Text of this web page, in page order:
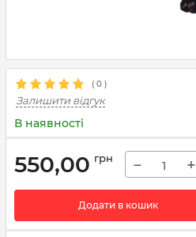
( 0 )
Залишити відгук
В наявності
550,00 грн − +
Додати в кошик